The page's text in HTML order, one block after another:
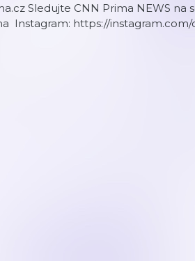
Sledujte CNN Prima NEWS na
Instagram: https://instagram.com/